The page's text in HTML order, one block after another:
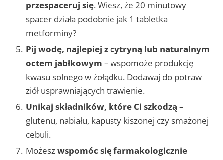
przespaceruj się. Wiesz, że 20 minutowy
spacer działa podobnie jak 1 tabletka
metforminy?
Pij wodę, najlepiej z cytryną lub naturalnym
octem jabłkowym – wspomoże produkcję
kwasu solnego w żołądku. Dodawaj do potraw
ziół usprawniających trawienie.
Unikaj składników, które Ci szkodzą –
glutenu, nabiału, kapusty kiszonej czy smażonej
cebuli.
Możeszwspomóc się farmakologicznie